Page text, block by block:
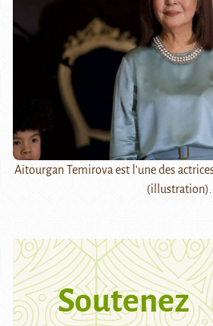
Aïtourgan Temirova est l'une des
(illustration).
Soutenez